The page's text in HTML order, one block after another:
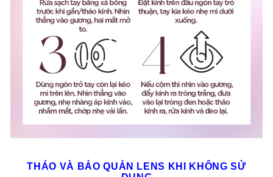
THÁO VÀ BẢO QUẢN LENS KHI KHÔNG SỬ